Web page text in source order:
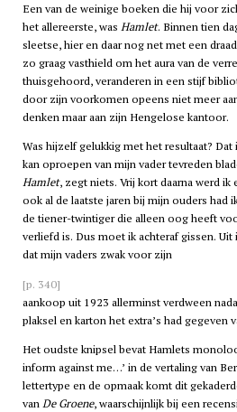
Een van de weinige boeken die hij voor
het allereerste, was Hamlet. Binnen tien
sleetse, hier en daar nog net met een
zo graag vasthield om het aura van de
thuisgehoord, veranderen in een stijf
door zijn voorkomen opeens niet meer
denken maar aan zijn Hengelose kantoor.
Was hijzelf gelukkig met het resultaat?
kan oproepen van mijn vader tevreden
Hamlet, zegt niets. Vrij kort daarna werd
ook al de laatste jaren bij mijn ouders had
de tiener-twintiger die alleen oog heeft
verliefd is. Dus moet ik achteraf gissen.
dat mijn vaders zwak voor zijn
[p. 340]
aankoop uit 1923 allerminst verdween
plaksel en karton het extra’s had gegeven
Het oudste knipsel bevat Hamlets
inform against me…’ in de vertaling van
lettertype en de opmaak komt dit
vanDe Groene, waarschijnlijk bij een